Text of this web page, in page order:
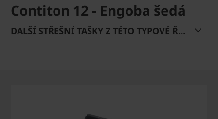
Contiton 12 - Engoba šedá
DALŠÍ STŘEŠNÍ TAŠKY Z TÉTO TYPOVÉ ŘADY